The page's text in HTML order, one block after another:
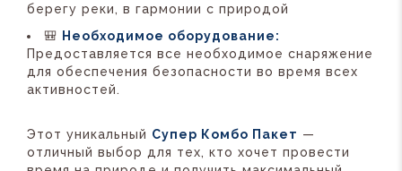
берегу реки, в гармонии с природой
🎒 Необходимое оборудование:
Предоставляется все необходимое снаряжение
для обеспечения безопасности во время всех
активностей.
Этот уникальный Супер Комбо Пакет —
отличный выбор для тех, кто хочет провести